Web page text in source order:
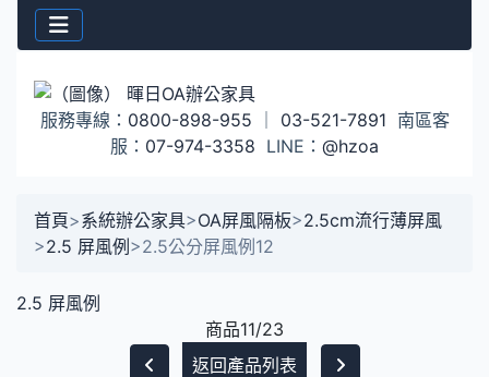
服務專線： 0800-898-955 03-521-7891 南區客
服： 07-974-3358 LINE： @hzoa
首頁>系統辦公家具>OA屏風隔板>2.5cm流行薄屏風
>2.5 屏風例>2.5公分屏風例12
2.5 屏風例
商品11/23
返回產品列表